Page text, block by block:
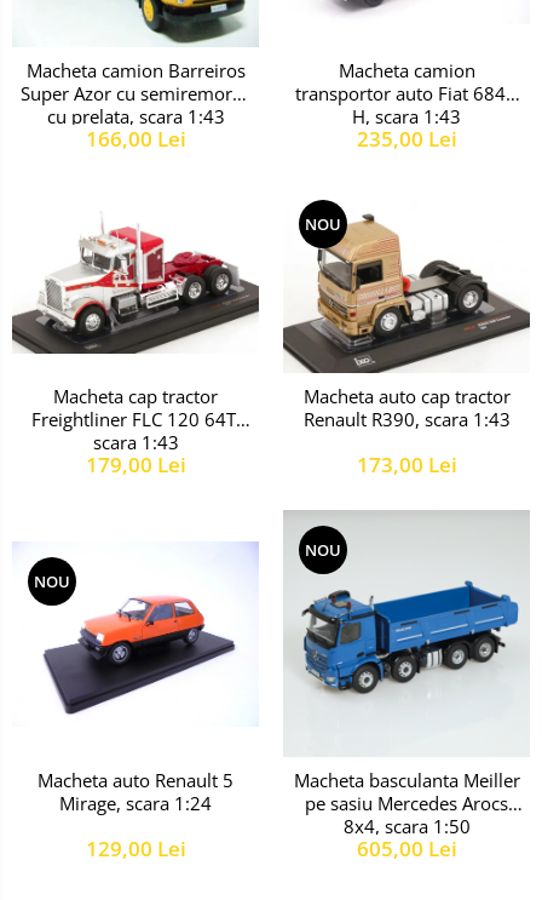
Macheta camion Barreiros
Super Azor cu semiremorca
cu prelata, scara 1:43
166,00 Lei
Macheta camion
transportor auto Fiat 684N
H, scara 1:43
235,00 Lei
Macheta cap tractor
Freightliner FLC 120 64T,
scara 1:43
179,00 Lei
NOU
Macheta auto cap tractor
Renault R390, scara 1:43
173,00 Lei
NOU
Macheta auto Renault 5
Mirage, scara 1:24
129,00 Lei
NOU
Macheta basculanta Meiller
pe sasiu Mercedes Arocs
8x4, scara 1:50
605,00 Lei